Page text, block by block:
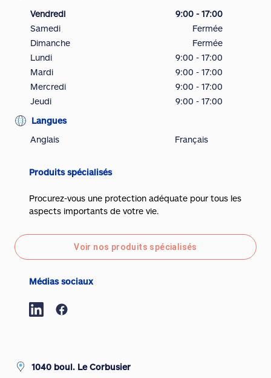
Vendredi
9:00 - 17:00
Samedi
Fermée
Dimanche
Fermée
Lundi
9:00 - 17:00
Mardi
9:00 - 17:00
Mercredi
9:00 - 17:00
Jeudi
9:00 - 17:00
Langues
Anglais
Français
Produits spécialisés
Procurez-vous une protection adéquate pour tous les
aspects importants de votre vie.
Voir nos produits spécialisés
Médias sociaux
1040 boul. Le Corbusier